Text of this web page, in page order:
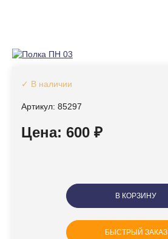
✓ В наличии
Артикул: 85297
Цена: 600 ₽
В КОРЗИНУ
БЫСТРЫЙ ЗАКАЗ